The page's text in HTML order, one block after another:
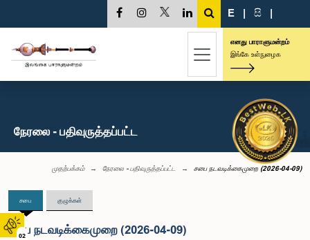
02
E | සි |
எனது பாராளுமன்றம்
இங்கே உள்நுழைக
நேரலை - பதிவுருத்தப்பட்ட
முதற்பக்கம் நேரலை - பதிவுருத்தப்பட்ட சபை நடவடிக்கைமுறை (2026-04-09)
சபை குழுக்கள்
சபை நடவடிக்கைமுறை (2026-04-09)